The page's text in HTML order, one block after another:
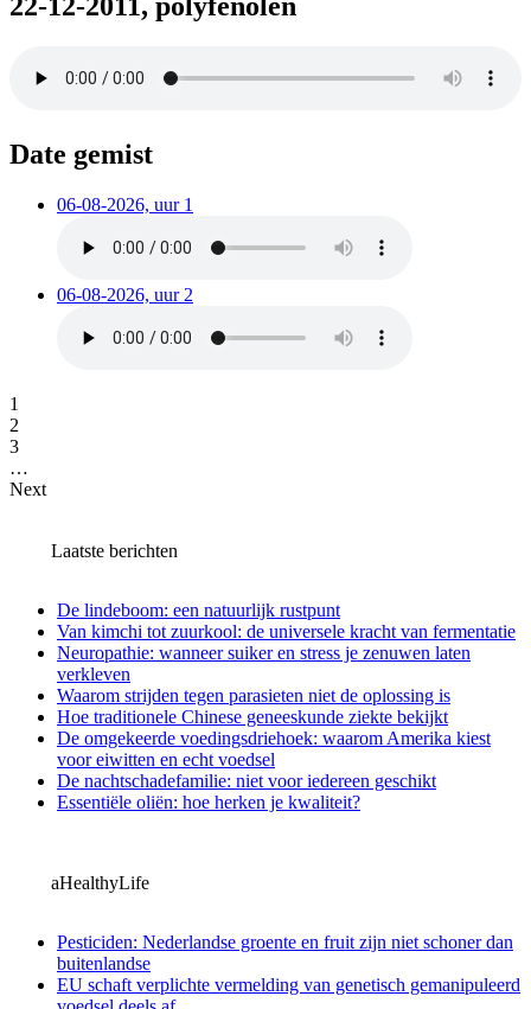
22-12-2011, polyfenolen
Date gemist
06-08-2026, uur 1
06-08-2026, uur 2
1
2
3
…
Next
Laatste berichten
De lindeboom: een natuurlijk rustpunt
Van kimchi tot zuurkool: de universele kracht van fermentatie
Neuropathie: wanneer suiker en stress je zenuwen laten
verkleven
Waarom strijden tegen parasieten niet de oplossing is
Hoe traditionele Chinese geneeskunde ziekte bekijkt
De omgekeerde voedingsdriehoek: waarom Amerika kiest
voor eiwitten en echt voedsel
De nachtschadefamilie: niet voor iedereen geschikt
Essentiële oliën: hoe herken je kwaliteit?
aHealthyLife
Pesticiden: Nederlandse groente en fruit zijn niet schoner dan
buitenlandse
EU schaft verplichte vermelding van genetisch gemanipuleerd